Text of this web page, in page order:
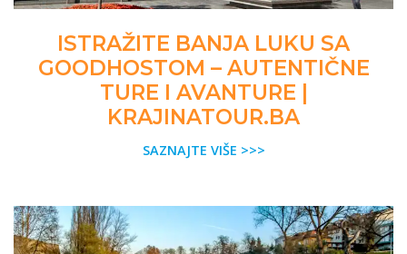
ISTRAŽITE BANJA LUKU SA
GOODHOSTOM – AUTENTIČNE
TURE I AVANTURE |
KRAJINATOUR.BA
SAZNAJTE VIŠE >>>